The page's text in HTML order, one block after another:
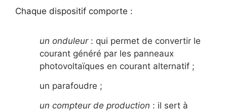
Chaque dispositif comporte :
un onduleur: qui permet de convertir le
courant généré par les panneaux
photovoltaïques en courant alternatif ;
un parafoudre ;
un compteur de production : il sert à